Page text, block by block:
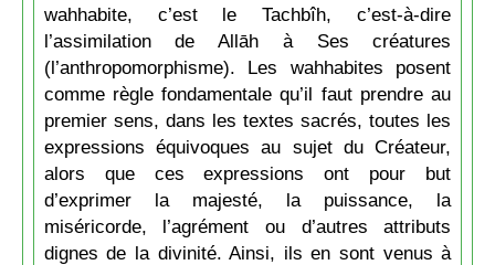
wahhabite, c’est le Tachbîh, c’est-à-dire
l’assimilation de Allāh à Ses créatures
(l’anthropomorphisme). Les wahhabites posent
comme règle fondamentale qu’il faut prendre au
premier sens, dans les textes sacrés, toutes les
expressions équivoques au sujet du Créateur,
alors que ces expressions ont pour but
d’exprimer la majesté, la puissance, la
miséricorde, l’agrément ou d’autres attributs
dignes de la divinité. Ainsi, ils en sont venus à